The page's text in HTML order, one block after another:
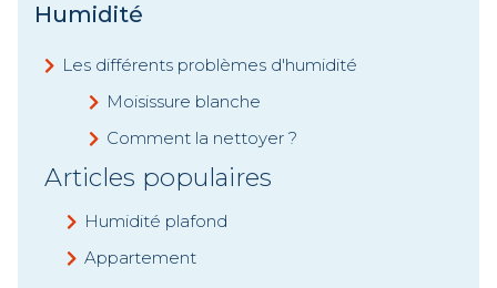
Humidité
Les différents problèmes d'humidité
Moisissure blanche
Comment la nettoyer ?
Articles populaires
Humidité plafond
Appartement